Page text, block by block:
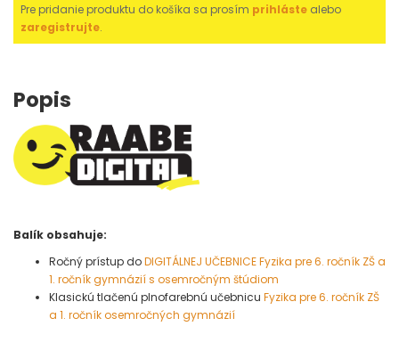
Pre pridanie produktu do košíka sa prosím prihláste alebo
zaregistrujte.
Popis
Balík obsahuje:
Ročný prístup doDIGITÁLNEJ UČEBNICE Fyzika pre 6. ročník ZŠ a
1. ročník gymnázií s osemročným štúdiom
Klasickú tlačenú plnofarebnú učebnicu Fyzika pre 6. ročník ZŠ
a 1. ročník osemročných gymnázií